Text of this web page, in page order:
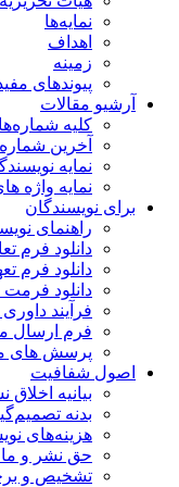
نمایه‌ها
اهداف
زمینه
پیوندهای
آرشیو مقالات
کلیه شماره‌ها
آخرین شماره
نمایه
نمایه واژه
برای نویسندگان
راهنمای
دانلود فرم
دانلود فرم
دانلود
فرآیند
فرم ارسال
پرسش های
اصول شفافیت
بیانیه اخلاق
بدنه
هزینه‌های
حق نشر و
تشخیص و